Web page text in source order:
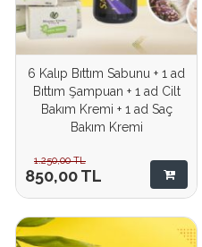
6 Kalıp Bıttım Sabunu + 1 ad
Bıttım Şampuan + 1 ad Cilt
Bakım Kremi + 1 ad Saç
Bakım Kremi
1.250,00TL
850,00TL